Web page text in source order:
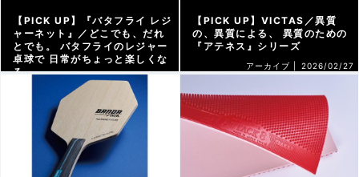
【PICK UP】『バタフライ レジ
ャーネット』／どこでも、だれ
とでも。 バタフライのレジャー
卓球で 日常がちょっと楽しくな
る
アーカイブ | 2026/03/06
【PICK UP】VICTAS／異質
の、異質による、 異質のための
『アテネス』シリーズ
アーカイブ | 2026/02/27